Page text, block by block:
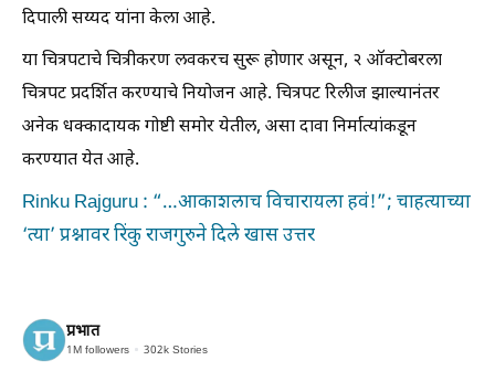
दिपाली सय्यद यांना केला आहे.
या चित्रपटाचे चित्रीकरण लवकरच सुरू होणार असून, २ ऑक्टोबरला
चित्रपट प्रदर्शित करण्याचे नियोजन आहे. चित्रपट रिलीज झाल्यानंतर
अनेक धक्कादायक गोष्टी समोर येतील, असा दावा निर्मात्यांकडून
करण्यात येत आहे.
Rinku Rajguru : “…आकाशलाच विचारायला हवं!”; चाहत्याच्या
‘त्या’ प्रश्नावर रिंकु राजगुरुने दिले खास उत्तर
प्रभात
1M followers 302k Stories